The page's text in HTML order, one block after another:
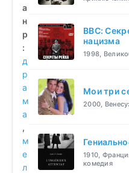
а
н
р
:
д
р
а
м
а
,
м
е
л
BBC:
нацизма
1998,
Мои три
2000,
1910,
комедия